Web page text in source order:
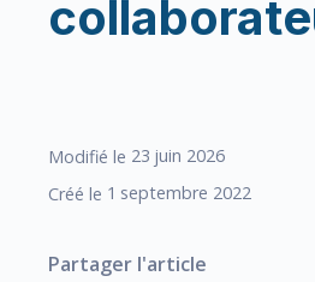
Modifié le 23 juin 2026
Créé le 1 septembre 2022
Partager l'article